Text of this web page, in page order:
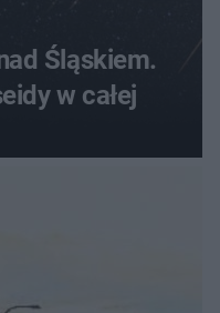
Śląskiem.
w całej